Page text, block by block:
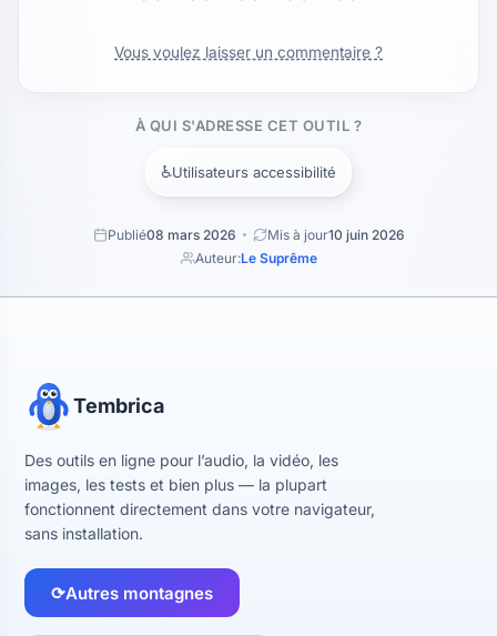
Vous voulez laisser un commentaire ?
À QUI S'ADRESSE CET OUTIL ?
♿Utilisateurs accessibilité
Publié08 mars 2026 Mis à jour10 juin 2026
Auteur:Le Suprême
Tembrica
Des outils en ligne pour l’audio, la vidéo, les
images, les tests et bien plus — la plupart
fonctionnent directement dans votre navigateur,
sans installation.
⟳Autres montagnes